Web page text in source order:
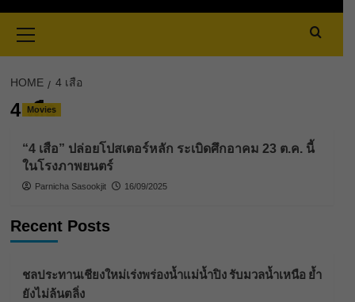
Menu
HOME 4 เสือ
4 เสือ
Movies
“4 เสือ” ปล่อยโปสเตอร์หลัก ระเบิดศึกอาคม 23 ต.ค. นี้
ในโรงภาพยนตร์
Parnicha Sasookjit 16/09/2025
Recent Posts
ชลประทานเชียงใหม่เร่งพร่องน้ำแม่น้ำปิง รับมวลน้ำเหนือ ย้ำ
ยังไม่ล้นตลิ่ง